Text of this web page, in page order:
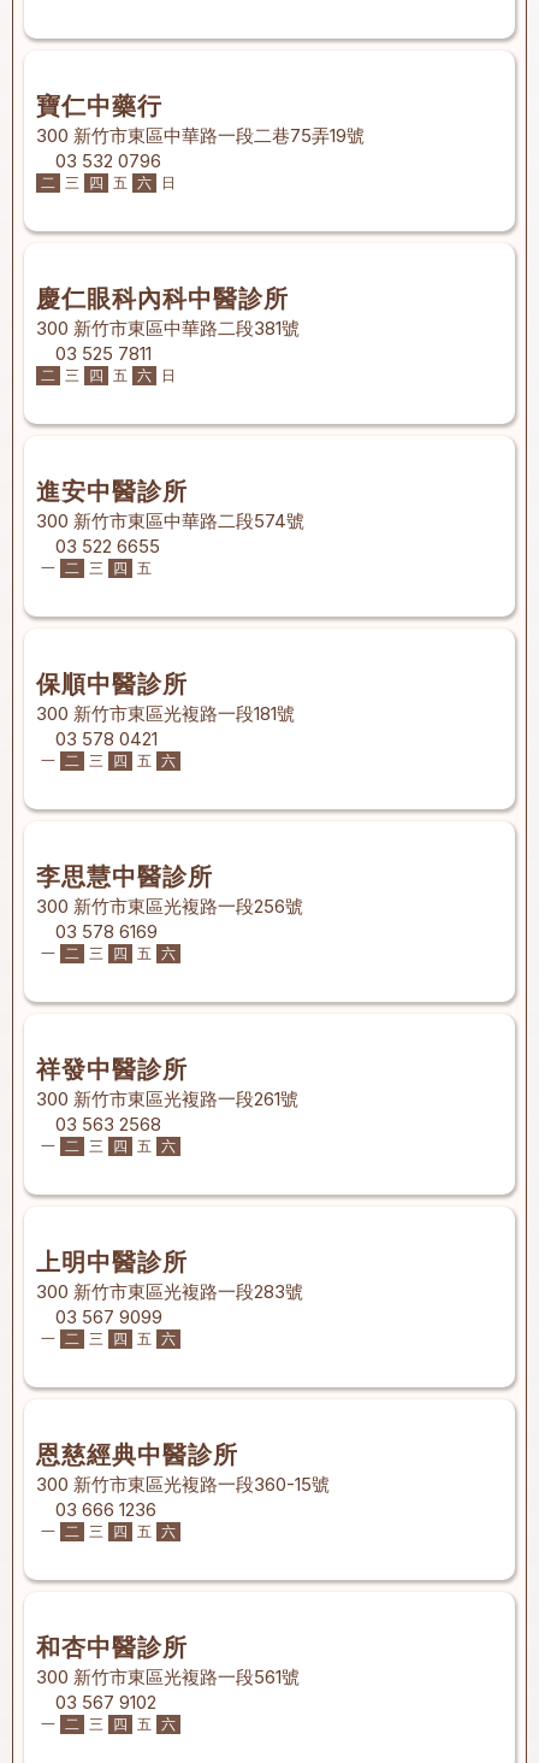
寶仁中藥行
300 新竹市東區中華路一段二巷75弄19號
03 532 0796
二 三 四 五 六 日
慶仁眼科內科中醫診所
300 新竹市東區中華路二段381號
03 525 7811
二 三 四 五 六 日
進安中醫診所
300 新竹市東區中華路二段574號
03 522 6655
一 二 三 四 五
保順中醫診所
300 新竹市東區光複路一段181號
03 578 0421
一 二 三 四 五 六
李思慧中醫診所
300 新竹市東區光複路一段256號
03 578 6169
一 二 三 四 五 六
祥發中醫診所
300 新竹市東區光複路一段261號
03 563 2568
一 二 三 四 五 六
上明中醫診所
300 新竹市東區光複路一段283號
03 567 9099
一 二 三 四 五 六
恩慈經典中醫診所
300 新竹市東區光複路一段360-15號
03 666 1236
一 二 三 四 五 六
和杏中醫診所
300 新竹市東區光複路一段561號
03 567 9102
一 二 三 四 五 六